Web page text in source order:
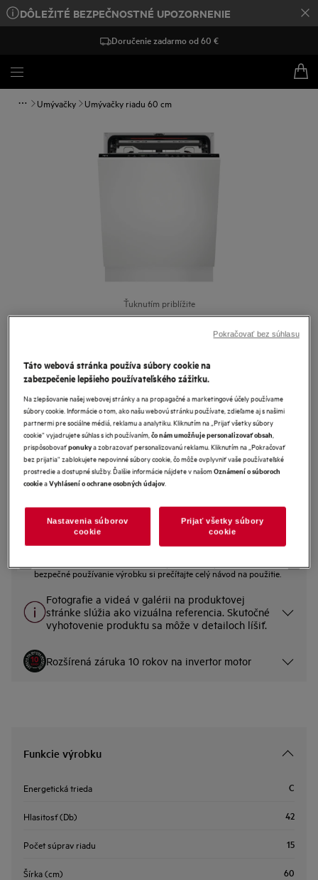
DÔLEŽITÉ BEZPEČNOSTNÉ UPOZORNENIE
Doručenie zadarmo od 60 €
Umývačky Umývačky riadu 60 cm
Ťuknutím priblížite
FSE74718P
Vstavaná umývačka riadu 7000
GlassCare
4.7 (243)
Informačný list výrobku
Benefity
Príbor rôznych veľkostí ľahko uložíte do zásuvky MaxiFlex.
Funkcia QuickSelect vás vedie k úspore vody a energie.
SatelliteClean® ponúka až trikrát lepšiu účinnosť umývania
bezpečné používanie výrobku si prečítajte celý návod na použitie.
Fotografie a videá v galérii na produktovej
stránke slúžia ako vizuálna referencia. Skutočné
vyhotovenie produktu sa môže v detailoch líšiť.
Rozšírená záruka 10 rokov na invertor motor
Funkcie výrobku
Energetická trieda C
Hlasitosť (Db) 42
Počet súprav riadu 15
Šírka (cm) 60
Táto webová stránka používa súbory cookie na
zabezpečenie lepšieho používateľského zážitku.
Na zlepšovanie našej webovej stránky a na propagačné a marketingové účely používame
súbory cookie. Informácie o tom, ako našu webovú stránku používate, zdieľame aj s našimi
partnermi pre sociálne médiá, reklamu a analytiku. Kliknutím na „Prijať všetky súbory
cookie“ vyjadrujete súhlas s ich používaním,čo nám umožňuje personalizovať obsah,
prispôsobovaťponukya zobrazovať personalizovanú reklamu. Kliknutím na „Pokračovať
bez prijatia“ zablokujete nepovinné súbory cookie, čo môže ovplyvniť vaše používateľské
prostredie a dostupné služby. Ďalšie informácie nájdete v našomOznámení o súboroch
cookieaVyhlásení o ochrane osobných údajov.
Nastavenia súborov
cookie
Prijať všetky súbory
cookie
Pokračovať bez súhlasu